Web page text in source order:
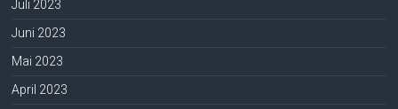
Juli 2023
Juni 2023
Mai 2023
April 2023